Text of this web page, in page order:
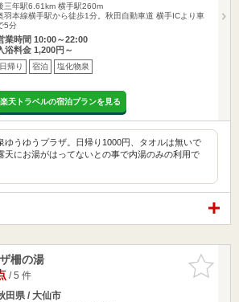
三年駅6.61km 横手駅260m
羽本線横手駅から徒歩1分。秋田自動車道 横手ICより車
5分
業時間 10:00～22:00
浴料金 1,200円～
日帰り 宿泊 塩化物泉
楽天トラベルの宿泊プランを見る
ゆうゆうプラザ。日帰り1000円、タオルは無いで
天にお湯がはってないとの事で内湯のみの利用で
お気に入
りに追加
柵の湯
/ 5 件
田県 / 大仙市